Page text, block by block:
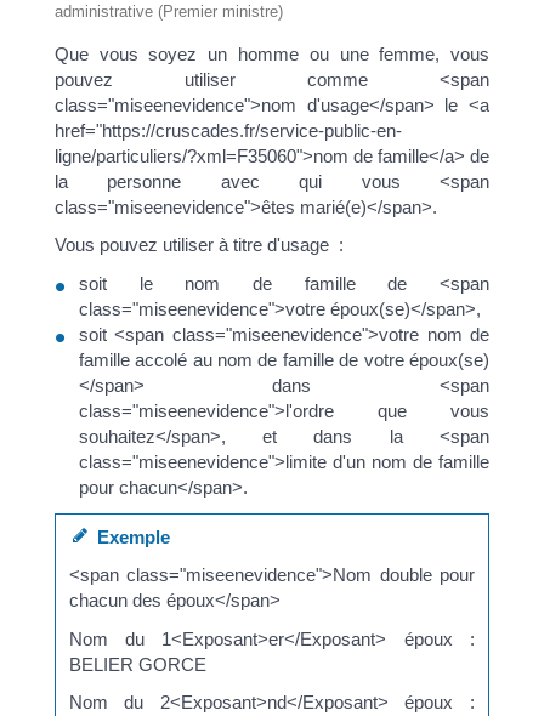
administrative (Premier ministre)
Que vous soyez un homme ou une femme, vous
pouvez utiliser comme <span
class="miseenevidence">nom d'usage</span> le <a
href="https://cruscades.fr/service-public-en-
ligne/particuliers/?xml=F35060">nom de famille</a> de
la personne avec qui vous <span
class="miseenevidence">êtes marié(e)</span>.
Vous pouvez utiliser à titre d'usage :
soit le nom de famille de <span
class="miseenevidence">votre époux(se)</span>,
soit <span class="miseenevidence">votre nom de
famille accolé au nom de famille de votre époux(se)
</span> dans <span
class="miseenevidence">l'ordre que vous
souhaitez</span>, et dans la <span
class="miseenevidence">limite d'un nom de famille
pour chacun</span>.
Exemple
<span class="miseenevidence">Nom double pour
chacun des époux</span>
Nom du 1<Exposant>er</Exposant> époux :
BELIER GORCE
Nom du 2<Exposant>nd</Exposant> époux :